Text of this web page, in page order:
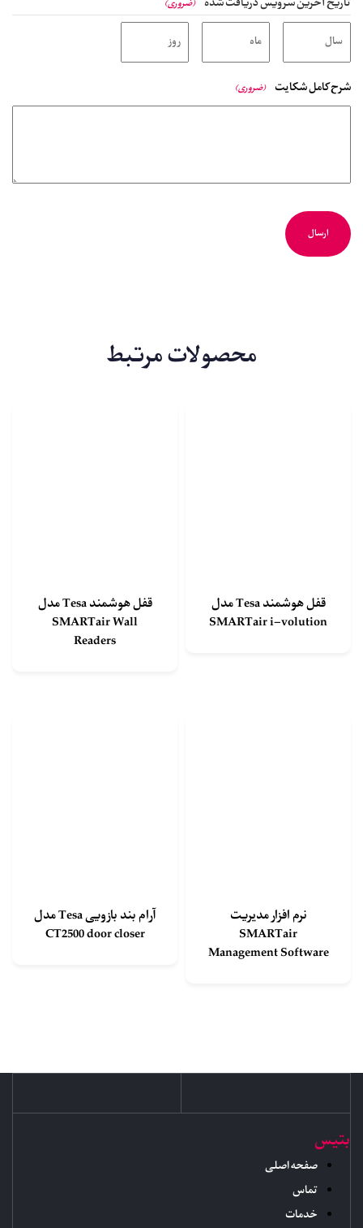
(ضروری)
شرح کامل شکایت (ضروری)
محصولات مرتبط
قفل هوشمند Tesa مدل
SMARTair i-volution
قفل هوشمند Tesa مدل
SMARTair Wall
Readers
نرم افزار مدیریت
SMARTair
Management Software
آرام بند بازویی Tesa مدل
CT2500 door closer
بتیس
صفحه اصلی
تماس
خدمات